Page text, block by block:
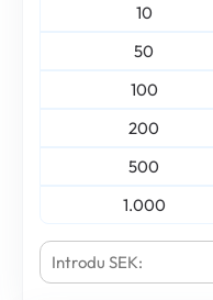
10
50
100
200
500
1.000